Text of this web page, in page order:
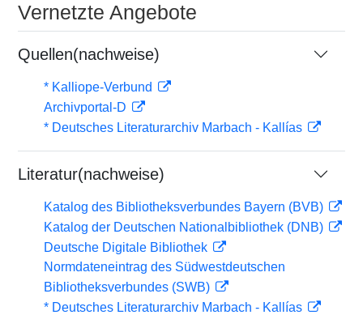
Vernetzte Angebote
Quellen(nachweise)
* Kalliope-Verbund
Archivportal-D
* Deutsches Literaturarchiv Marbach - Kallías
Literatur(nachweise)
Katalog des Bibliotheksverbundes Bayern (BVB)
Katalog der Deutschen Nationalbibliothek (DNB)
Deutsche Digitale Bibliothek
Normdateneintrag des Südwestdeutschen
Bibliotheksverbundes (SWB)
* Deutsches Literaturarchiv Marbach - Kallías